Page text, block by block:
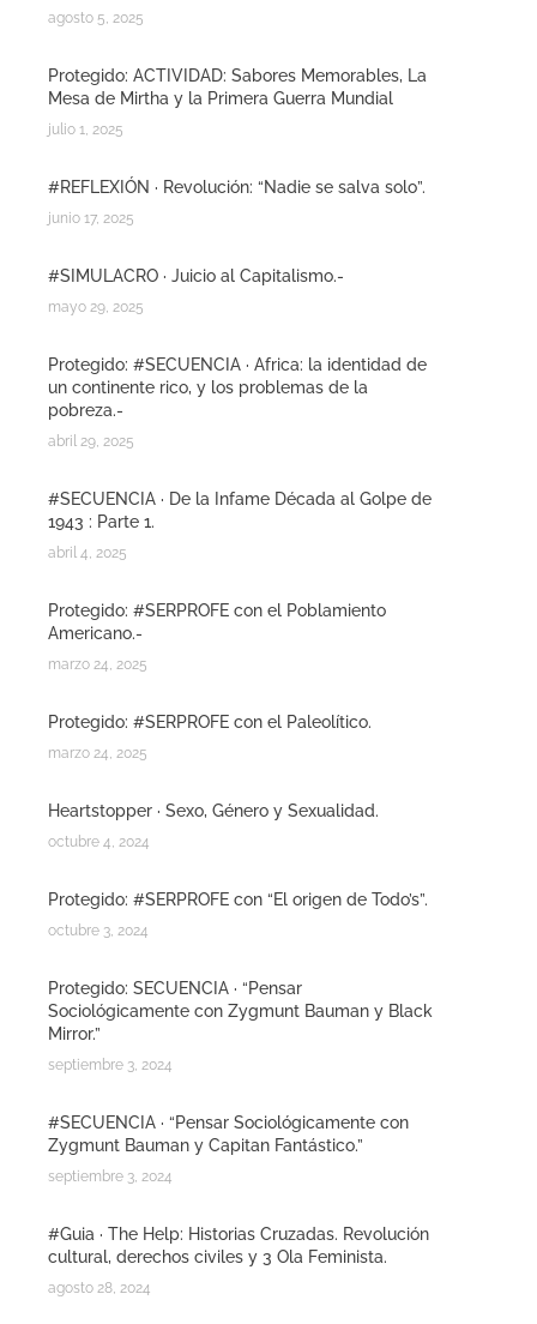
agosto 5, 2025
Protegido: ACTIVIDAD: Sabores Memorables, La
Mesa de Mirtha y la Primera Guerra Mundial
julio 1, 2025
#REFLEXIÓN · Revolución: “Nadie se salva solo”.
junio 17, 2025
#SIMULACRO · Juicio al Capitalismo.-
mayo 29, 2025
Protegido: #SECUENCIA · Africa: la identidad de
un continente rico, y los problemas de la
pobreza.-
abril 29, 2025
#SECUENCIA · De la Infame Década al Golpe de
1943 : Parte 1.
abril 4, 2025
Protegido: #SERPROFE con el Poblamiento
Americano.-
marzo 24, 2025
Protegido: #SERPROFE con el Paleolítico.
marzo 24, 2025
Heartstopper · Sexo, Género y Sexualidad.
octubre 4, 2024
Protegido: #SERPROFE con “El origen de Todo’s”.
octubre 3, 2024
Protegido: SECUENCIA · “Pensar
Sociológicamente con Zygmunt Bauman y Black
Mirror.”
septiembre 3, 2024
#SECUENCIA · “Pensar Sociológicamente con
Zygmunt Bauman y Capitan Fantástico.”
septiembre 3, 2024
#Guia · The Help: Historias Cruzadas. Revolución
cultural, derechos civiles y 3 Ola Feminista.
agosto 28, 2024